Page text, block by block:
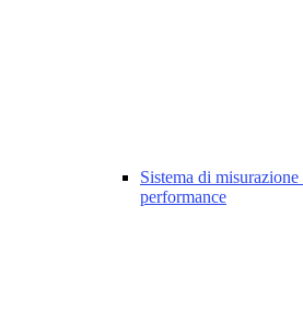
Sistema di
performance